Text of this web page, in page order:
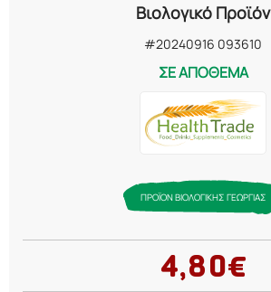
Βιολογικό Προϊόν
#20240916 093610
ΣΕ ΑΠΟΘΕΜΑ
ΠΡΟΪΟΝ ΒΙΟΛΟΓΙΚΗΣ ΓΕΩΡΓΙΑΣ
4,80€